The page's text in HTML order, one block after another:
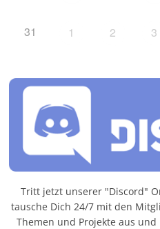
31 1 2 3
Tritt jetzt unserer "Discord"
tausche Dich 24/7 mit den
Themen und Projekte aus